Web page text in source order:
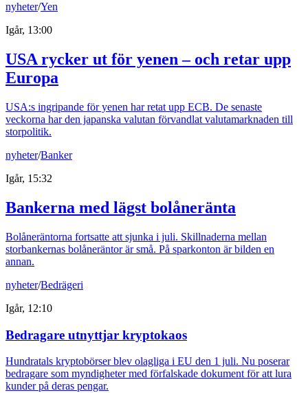
nyheter/Yen
Igår, 13:00
USA rycker ut för yenen – och retar upp
Europa
USA:s ingripande för yenen har retat upp ECB. De senaste
veckorna har den japanska valutan förvandlat valutamarknaden till
storpolitik.
nyheter/Banker
Igår, 15:32
Bankerna med lägst bolåneränta
Bolåneräntorna fortsatte att sjunka i juli. Skillnaderna mellan
storbankernas bolåneräntor är små. På sparkonton är bilden en
annan.
nyheter/Bedrägeri
Igår, 12:10
Bedragare utnyttjar kryptokaos
Hundratals kryptobörser blev olagliga i EU den 1 juli. Nu poserar
bedragare som myndigheter med förfalskade dokument för att lura
kunder på deras pengar.